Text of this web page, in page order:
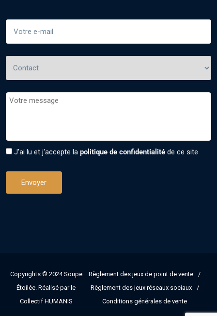
J'ai lu et j'accepte la politique de confidentialité de ce site
Copyrights © 2024Soupe
Étoilée . Réalisé par le
Collectif HUMANIS
Règlement des jeux de point de vente
Règlement des jeux réseaux sociaux
Conditions générales de vente